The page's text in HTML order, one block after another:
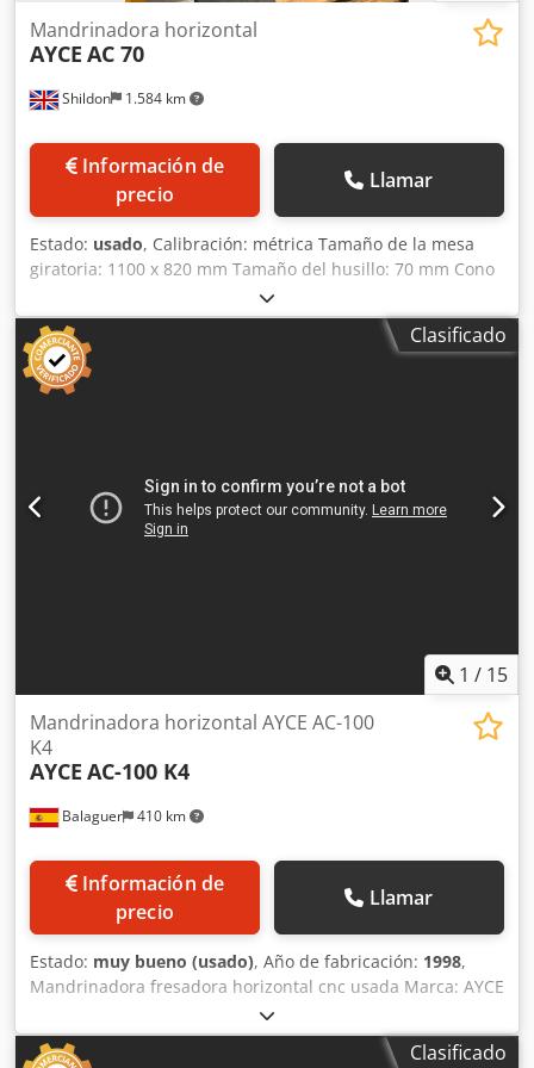
Shildon 1.584 km
Mandrinadora horizontal
AYCE AC 70
Información de
precio
Llamar
Estado: usado, Calibración: métrica Tamaño de la mesa
giratoria: 1100 x 820 mm Tamaño del husillo: 70 mm Cono
del husillo: 40 International Velocidades del husillo: 18 a
1000 (12 rangos) Recorrido del husillo: 500 mm Recorrido
del eje X: 1500 mm (por confirmar) Recorrido del eje Y:
1000 mm Recorrido del eje Z: 1200 mm Incluye: Mesa
giratoria motorizada Visualizador digital de 3 ejes (DRO)
mm de largo, 2200 mm de ancho, 2400 mm de alto, peso
6500 kg
Clasificado
1 / 15
Balaguer 410 km
Mandrinadora horizontal AYCE AC-100
K4
AYCE AC-100 K4
Información de
precio
Llamar
Estado: muy bueno (usado), Año de fabricación: 1998,
Mandrinadora fresadora horizontal cnc usada Marca: AYCE
Modelo: AC100-k4 Nº serie: 740 Año: 1998 Potencia: 16kw
Peso: 12.700kg MODELO AC100-K4 CON VARIACIÓN
CONTINUA DE AVANCES Control numérico: Heidenhain
Clasificado